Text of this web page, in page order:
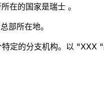
在的国家是瑞士 。
部所在地。
定的分支机构。以 "XXX "